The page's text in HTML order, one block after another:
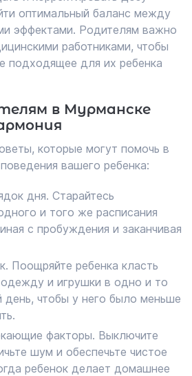
оптимальный баланс между
эффектами. Родителям важно
работниками, чтобы
подходящее для их ребенка
в Мурманске
которые могут помочь в
вашего ребенка:
дня. Старайтесь
и того же расписания
с пробуждения и заканчивая
Поощряйте ребенка класть
и игрушки в одно и то
чтобы у него было меньше
факторы. Выключите
шум и обеспечьте чистое
ребенок делает домашнее